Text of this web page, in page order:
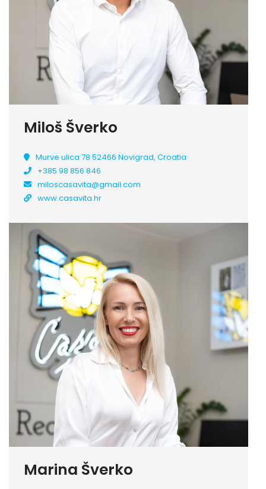
Miloš Šverko
Murve ulica 78 52466 Novigrad, Croatia
+385 98 856 846
miloscasavita@gmail.com
www.casavita.hr
Marina Šverko